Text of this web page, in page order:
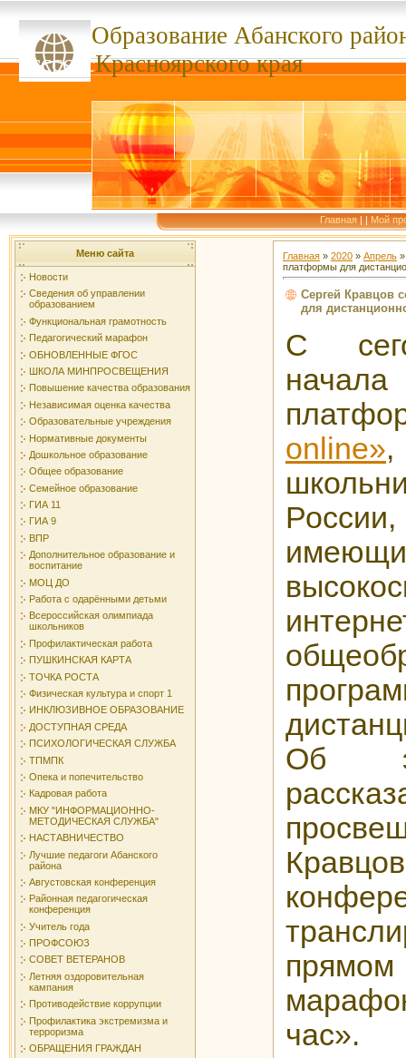
Образование Абанского
сссссссКрасноярского края
Главная | | Мой
Меню сайта
Новости
Сведения об управлении
образованием
Функциональная грамотность
Педагогический марафон
ОБНОВЛЕННЫЕ ФГОС
ШКОЛА МИНПРОСВЕЩЕНИЯ
Повышение качества образования
Независимая оценка качества
Образовательные учреждения
Нормативные документы
Дошкольное образование
Общее образование
Семейное образование
ГИА 11
ГИА 9
ВПР
Дополнительное образование и
воспитание
МОЦ ДО
Работа с одарёнными детьми
Всероссийская олимпиада
школьников
Профилактическая работа
ПУШКИНСКАЯ КАРТА
ТОЧКА РОСТА
Физическая культура и спорт 1
ИНКЛЮЗИВНОЕ ОБРАЗОВАНИЕ
ДОСТУПНАЯ СРЕДА
ПСИХОЛОГИЧЕСКАЯ СЛУЖБА
ТПМПК
Опека и попечительство
Кадровая работа
МКУ "ИНФОРМАЦИОННО-
МЕТОДИЧЕСКАЯ СЛУЖБА"
НАСТАВНИЧЕСТВО
Лучшие педагоги Абанского
района
Августовская конференция
Районная педагогическая
конференция
Учитель года
ПРОФСОЮЗ
СОВЕТ ВЕТЕРАНОВ
Летняя оздоровительная
кампания
Противодействие коррупции
Профилактика экстремизма и
терроризма
ОБРАЩЕНИЯ ГРАЖДАН
Главная » 2020 » Апрель »
платформы для
Сергей Кравцов
для
С
online»,
Об
час».